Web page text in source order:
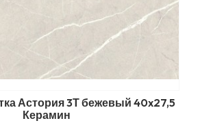
Астория 3Т бежевый 40x27,5
Керамин